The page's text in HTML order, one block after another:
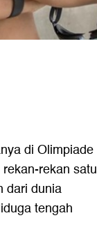
di Olimpiade
rekan satu
dari dunia
tengah